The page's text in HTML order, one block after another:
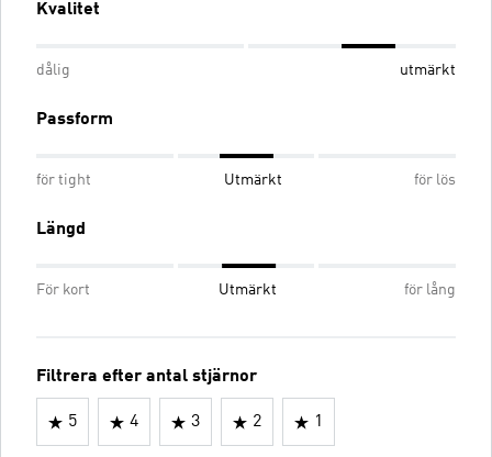
Kvalitet
dålig utmärkt
Passform
för tight Utmärkt för lös
Längd
För kort Utmärkt för lång
Filtrera efter antal stjärnor
5 4 3 2 1